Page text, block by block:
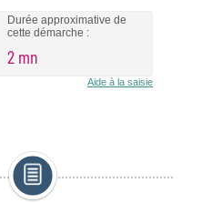
Durée approximative de
cette démarche :
2 mn
Aide à la saisie